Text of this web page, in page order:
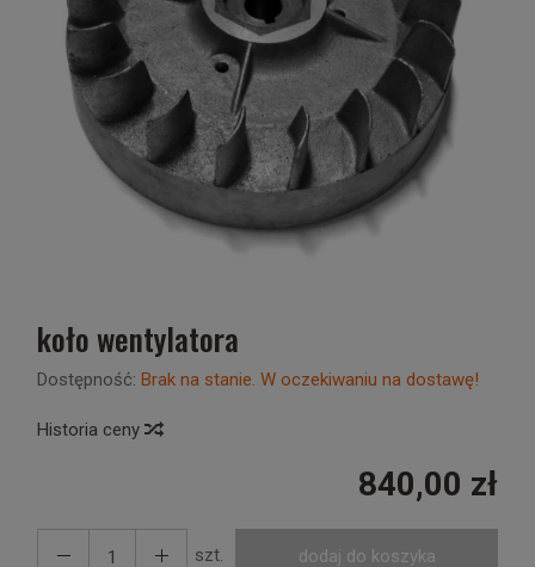
koło wentylatora
Dostępność: Brak na stanie. W oczekiwaniu na dostawę!
Historia ceny
840,00 zł
szt. dodaj do koszyka